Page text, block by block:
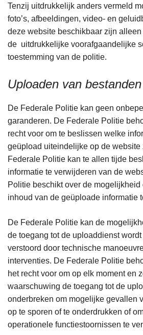
Tenzij uitdrukkelijk anders vermeld
foto’s, afbeeldingen, video- en
deze website beschikbaar zijn
de uitdrukkelijke voorafgaandelijke
toestemming van de politie.
Uploaden van bestanden
De Federale Politie kan geen
garanderen. De Federale Politie
recht voor om te beslissen welke
geüpload uiteindelijke op de website
Federale Politie kan te allen tijde
informatie te verwijderen van de
Politie beschikt over de mogelijkheid
inhoud van de geüploade informatie
De Federale Politie kan de
de toegang tot de uploaddienst
verstoord door technische
interventies. De Federale Politie
het recht voor om op elk moment en
waarschuwing de toegang tot de
onderbreken om mogelijke gevallen
op te sporen of te onderdrukken of
operationele functiestoornissen te